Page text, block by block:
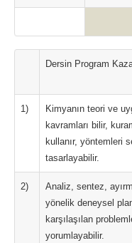
Dersin Program
1)
Kimyanın teori ve
kavramları bilir,
kullanır, yöntemleri
tasarlayabilir.
2)
Analiz, sentez,
yönelik deneysel
karşılaşılan
yorumlayabilir.